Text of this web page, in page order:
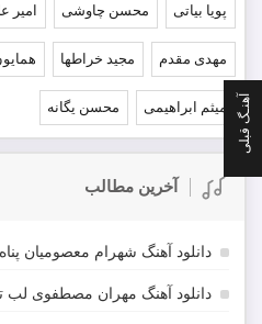
آهنـگ قبلی
پویا بیاتی محسن چاوشی امیر
مهدی مقدم مجید خراطها
میثم ابراهیمی محسن یگانه
آخرین مطالب
دانلود آهنگ شهرام معصومیان پناه
دانلود آهنگ مهران مصطفوی لب